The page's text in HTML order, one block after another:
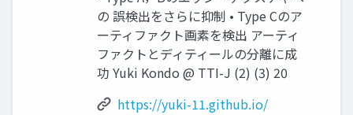
の 誤検出をさらに抑制 • Type Cのア
ーティファクト画素を検出 アーティ
ファクトとディティールの分離に成
功 Yuki Kondo @ TTI-J (2) (3) 20
https://yuki-11.github.io/